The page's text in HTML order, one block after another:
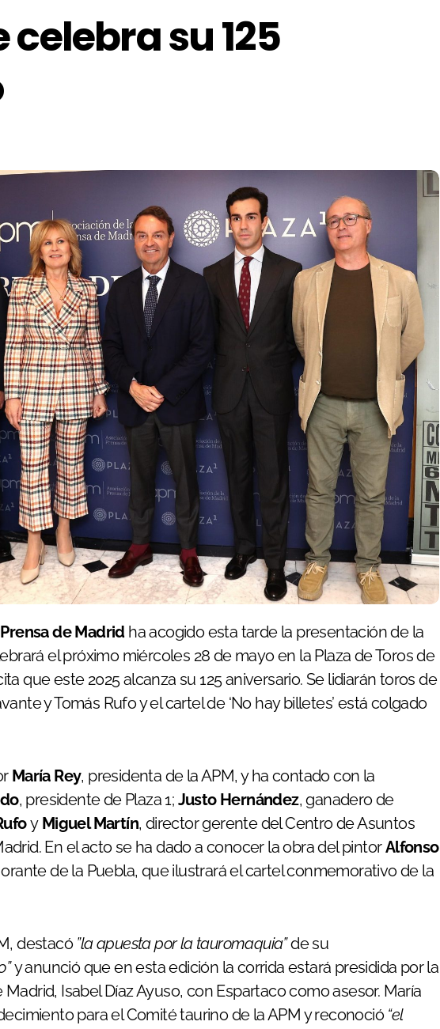
celebra su 125
de Madridha acogido esta tarde la presentación de la
el próximo miércoles 28 de mayo en la Plaza de Toros de
que este 2025 alcanza su 125 aniversario. Se lidiarán toros de
y Tomás Rufo y el cartel de ‘No hay billetes’ está colgado
María Rey, presidenta de la APM, y ha contado con la
, presidente de Plaza 1; Justo Hernández, ganadero de
y Miguel Martín, director gerente del Centro de Asuntos
En el acto se ha dado a conocer la obra del pintorAlfonso
de la Puebla, que ilustrará el cartel conmemorativo de la
destacó ”la apuesta por la tauromaquia”de su
y anunció que en esta edición la corrida estará presidida por la
Isabel Díaz Ayuso, con Espartaco como asesor. María
para el Comité taurino de la APM y reconoció “el